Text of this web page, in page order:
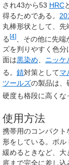
され43から53 HRC
得るためである。
丸棒形状として、
る[4]
、その他に先
ズを判りやすく色
面は黒染め、 ニッケ
る。 錆対策としてマ
ツールズの製品は、
硬度も格段に高くな
使用方法
携帯用のコンパク
形をしている。ボ
緩めるときなど、
底まで完全に差し